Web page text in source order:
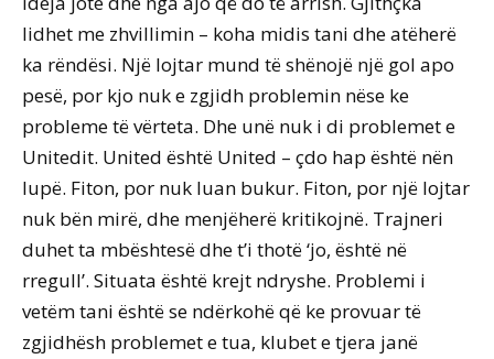
lidhet me zhvillimin – koha midis tani dhe atëherë
ka rëndësi. Një lojtar mund të shënojë një gol apo
pesë, por kjo nuk e zgjidh problemin nëse ke
probleme të vërteta. Dhe unë nuk i di problemet e
Unitedit. United është United – çdo hap është nën
lupë. Fiton, por nuk luan bukur. Fiton, por një lojtar
nuk bën mirë, dhe menjëherë kritikojnë. Trajneri
duhet ta mbështesë dhe t’i thotë ‘jo, është në
rregull’. Situata është krejt ndryshe. Problemi i
vetëm tani është se ndërkohë që ke provuar të
zgjidhësh problemet e tua, klubet e tjera janë